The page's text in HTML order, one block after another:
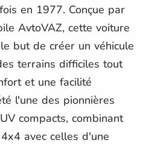
en 1977. Conçue par
AvtoVAZ, cette voiture
but de créer un véhicule
terrains difficiles tout
et une facilité
l'une des pionnières
compacts, combinant
avec celles d'une